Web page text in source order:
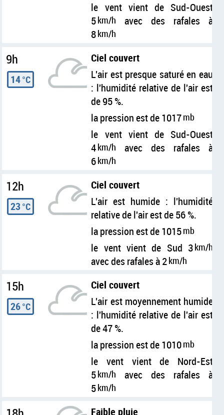
le vent vient de Sud-Ouest
5km/h
avec des rafales à
8km/h
9h
14°C
Ciel couvert
L'air est presque saturé en eau
: l'humidité relative de l'air est
de 95 %.
la pression est de 1017mb
le vent vient de Sud-Ouest
4km/h
avec des rafales à
6km/h
12h
23 °C
Ciel couvert
L'air est humide : l'humidité
relative de l'air est de 56 %.
la pression est de 1015mb
le vent vient de Sud 3km/h
avec des rafales à 2km/h
15h
26°C
Ciel couvert
L'air est moyennement humide
: l'humidité relative de l'air est
de 47 %.
la pression est de 1010mb
le vent vient de Nord-Est
5km/h
avec des rafales à
5km/h
Faible pluie